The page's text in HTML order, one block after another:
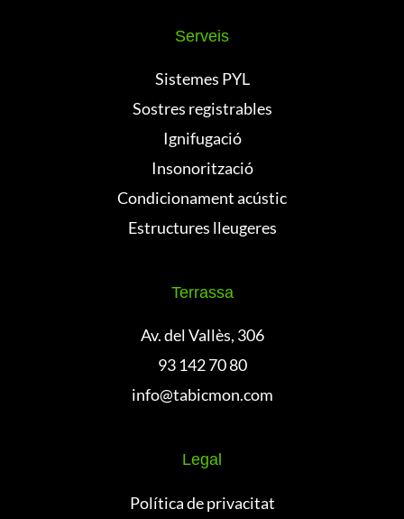
Serveis
Sistemes PYL
Sostres registrables
Ignifugació
Insonorització
Condicionament acústic
Estructures lleugeres
Terrassa
Av. del Vallès, 306
93 142 70 80
info@tabicmon.com
Legal
Política de privacitat